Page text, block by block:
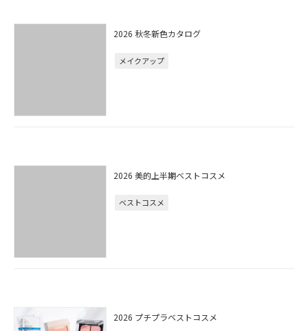
2026 秋冬新色カタログ
メイクアップ
2026 美的上半期ベストコスメ
ベストコスメ
2026 プチプラベストコスメ